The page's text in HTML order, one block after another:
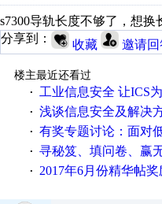
s7300导轨长度不够了，想
分享到：
收藏 邀请回
楼主最近还看过
·
工业信息安全 让ICS
· 浅谈信息安全及解决
· 有奖专题讨论：面对低压变频故障，老
· 寻秘笈、填问卷、赢
· 2017年6月份精华帖